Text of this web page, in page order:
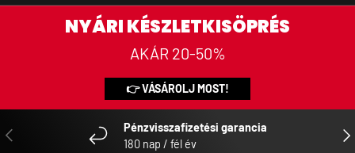
NYÁRI KÉSZLETKISÖPRÉS
AKÁR 20-50%
👉 VÁSÁROLJ MOST!
VORHERIGE
Pénzvisszafizetési garancia
180 nap / fél év